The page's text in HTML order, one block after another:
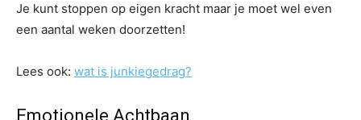
Je kunt stoppen op eigen kracht maar je moet wel even
een aantal weken doorzetten!
Lees ook: wat is junkiegedrag?
Emotionele Achtbaan